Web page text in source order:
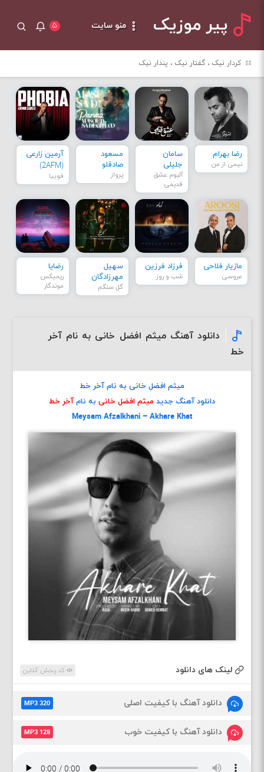
پیر موزیک منو سایت ۵
کردار نیک ، گفتار نیک ، پندار نیک
رضا بهرام
نیمی از من
سامان
جلیلی
آلبوم عشق
قدیمی
مسعود
صادقلو
پرواز
آرمین زارعی
(2AFM)
فوبیا
مازیار فلاحی
عروسی
فرزاد فرزین
شب و روز
سهیل
مهرزادگان
گل سنگم
رضایا
ریمیکس
موندگار
دانلود آهنگ میثم افضل خانی به نام آخر
خط
میثم افضل خانی به نام آخر خط
دانلود آهنگ جدید میثم افضل خانی به نام آخر خط
Meysam Afzalkhani – Akhare Khat
لینک های دانلود کد پخش آنلاین
دانلود آهنگ با کیفیت اصلی MP3 320
دانلود آهنگ با کیفیت خوب MP3 128